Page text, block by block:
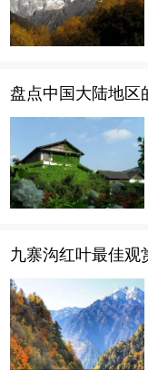
盘点中国大陆地区
九寨沟红叶最佳观